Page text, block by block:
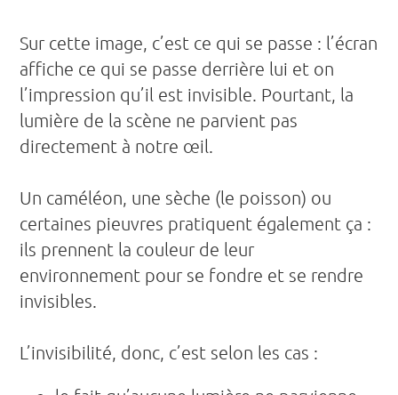
Sur cette image, c’est ce qui se passe : l’écran
affiche ce qui se passe derrière lui et on
l’impression qu’il est invisible. Pourtant, la
lumière de la scène ne parvient pas
directement à notre œil.
Un caméléon, une sèche (le poisson) ou
certaines pieuvres pratiquent également ça :
ils prennent la couleur de leur
environnement pour se fondre et se rendre
invisibles.
L’invisibilité, donc, c’est selon les cas :